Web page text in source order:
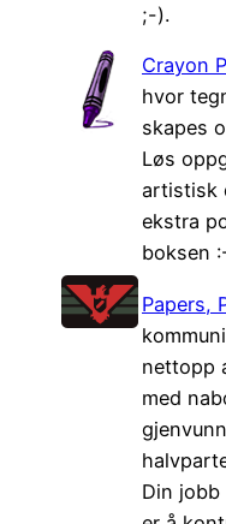
;-).
Crayon
hvor
skapes
Løs
artistisk
ekstra
boksen
Papers,
nettopp
med
Din